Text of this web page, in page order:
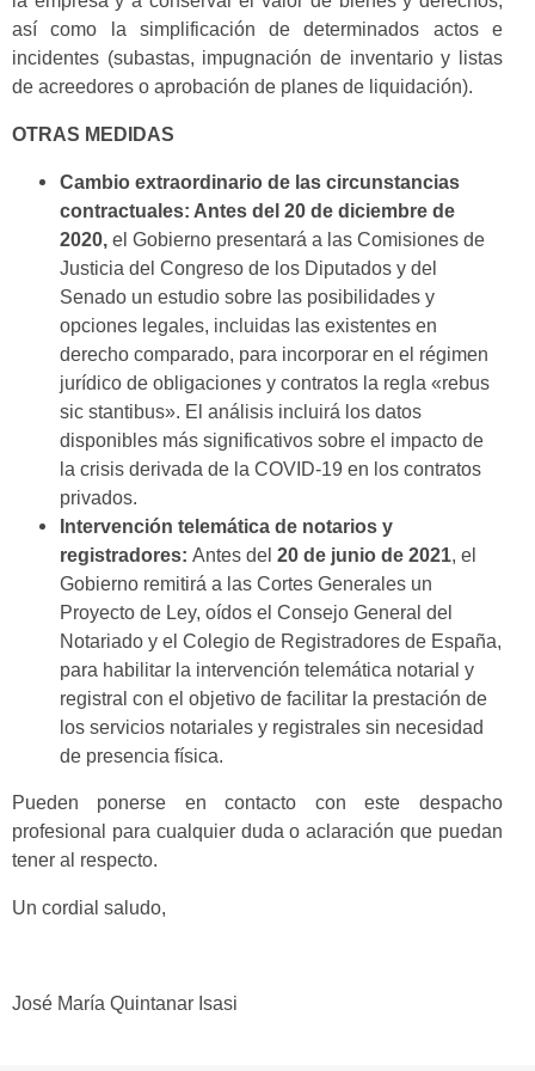
así como la simplificación de determinados actos e
incidentes (subastas, impugnación de inventario y listas
de acreedores o aprobación de planes de liquidación).
OTRAS MEDIDAS
Cambio extraordinario de las circunstancias
contractuales: Antes del 20 de diciembre de
2020, el Gobierno presentará a las Comisiones de
Justicia del Congreso de los Diputados y del
Senado un estudio sobre las posibilidades y
opciones legales, incluidas las existentes en
derecho comparado, para incorporar en el régimen
jurídico de obligaciones y contratos la regla «rebus
sic stantibus». El análisis incluirá los datos
disponibles más significativos sobre el impacto de
la crisis derivada de la COVID-19 en los contratos
privados.
Intervención telemática de notarios y
registradores: Antes del 20 de junio de 2021, e
Gobierno remitirá a las Cortes Generales un
Proyecto de Ley, oídos el Consejo General del
Notariado y el Colegio de Registradores de España,
para habilitar la intervención telemática notarial y
registral con el objetivo de facilitar la prestación de
los servicios notariales y registrales sin necesidad
de presencia física.
Pueden ponerse en contacto con este despacho
profesional para cualquier duda o aclaración que puedan
tener al respecto.
Un cordial saludo,
José María Quintanar Isasi